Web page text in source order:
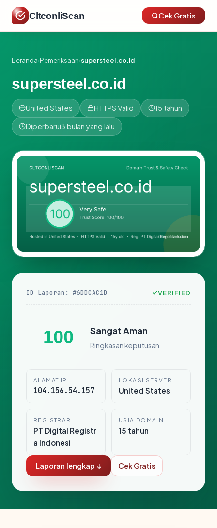
CltconliScan Cek Gratis
Beranda›Pemeriksaan›supersteel.co.id
supersteel.co.id
United States HTTPS Valid 15 tahun
Diperbarui3 bulan yang lalu
ID Laporan: #6DDCAC1D VERIFIED
100 Sangat Aman
Ringkasan keputusan
ALAMAT IP
104.156.54.157
LOKASI SERVER
United States
REGISTRAR
PT Digital Registr
a Indonesi
USIA DOMAIN
15 tahun
Laporan lengkap ↓ Cek Gratis